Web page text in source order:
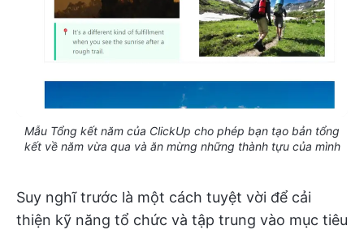
Mẫu Tổng kết năm của ClickUp cho phép bạn tạo bản tổng
kết về năm vừa qua và ăn mừng những thành tựu của mình
Suy nghĩ trước là một cách tuyệt vời để cải
thiện kỹ năng tổ chức và tập trung vào mục tiêu